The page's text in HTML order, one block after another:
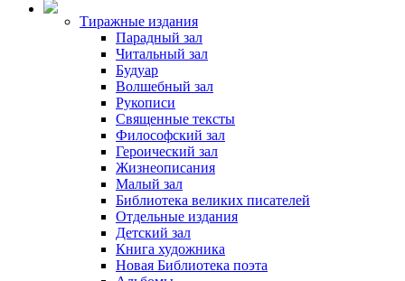
Тиражные издания
Парадный зал
Читальный зал
Будуар
Волшебный зал
Рукописи
Священные тексты
Философский зал
Героический зал
Жизнеописания
Малый зал
Библиотека великих писателей
Отдельные издания
Детский зал
Книга художника
Новая Библиотека поэта